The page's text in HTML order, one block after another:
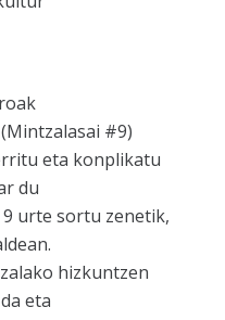
#9)
eta konplikatu
du
urte sortu zenetik,
hizkuntzen
eta